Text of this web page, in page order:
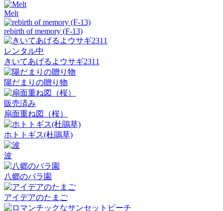
Melt
rebirth of memory (F-13)
レンタル中
きいてあげるよウサギ2311
陽だまりの贈り物
販売済み
扇面重ね図（桜）
ホトトギス(杜鵑草)
波
八郷のバラ園
アイデアのたまご